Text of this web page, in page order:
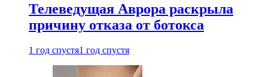
Телеведущая Аврора раскрыла
причину отказа от ботокса
1 год спустя1 год спустя